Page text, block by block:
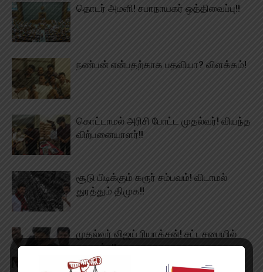
தொடர் அமளி! சபாநாயகர் ஒத்திவைப்பு!!
நண்பன் என்பதற்காக பதவியா? விளக்கம்!
கொட்டாமல் அரிசி போட்ட முதல்வர்! வியந்த
விற்பனையாளர்!!
சூடு பிடிக்கும் கரூர் சம்பவம்! விடாமல்
துரத்தும் திமுக!!
முதல்வர் விஜய் ரியாக்சன்! சட்டசபையில்
சலசலப்பு!!